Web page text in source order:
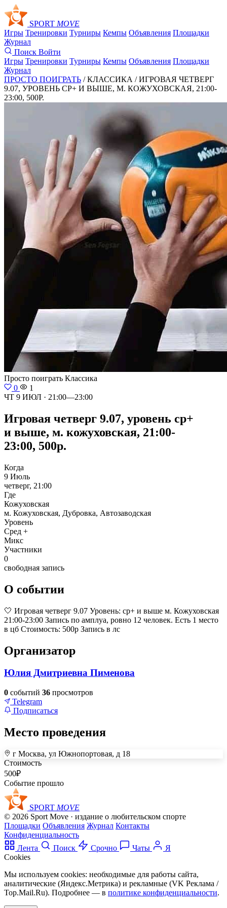
SPORT MOVE
Игры Тренировки Турниры Кемпы Объявления Площадки
Журнал
Поиск Войти
Игры Тренировки Турниры Кемпы Объявления Площадки
Журнал
ПРОСТО ПОИГРАТЬ / КЛАССИКА /ИГРОВАЯ ЧЕТВЕРГ
9.07, УРОВЕНЬ СР+ И ВЫШЕ, М. КОЖУХОВСКАЯ, 21:00-
23:00, 500Р.
Просто поиграть Классика
0
1
ЧТ 9 ИЮЛ · 21:00—23:00
Игровая четверг 9.07, уровень ср+
и выше, м. кожуховская, 21:00-
23:00, 500р.
Когда
9 Июль
четверг, 21:00
Где
Кожуховская
м. Кожуховская, Дубровка, Автозаводская
Уровень
Сред +
Микс
Участники
0
свободная запись
О событии
🤍 Игровая четверг 9.07 Уровень: ср+ и выше м. Кожуховская
21:00-23:00 Запись по амплуа, ровно 12 человек. Есть 1 место
в цб Стоимость: 500р Запись в лс
Организатор
Юлия Дмитриевна Пименова
0 событий 36 просмотров
Telegram
Подписаться
Место проведения
+
–
г Москва, ул Южнопортовая, д 18
Стоимость
500₽
Событие прошло
SPORT MOVE
© 2026 Sport Move · издание о любительском спорте
Площадки Объявления Журнал Контакты
Конфиденциальность
Лента
Поиск Срочно Чаты
Я
Cookies
Мы используем cookies: необходимые для работы сайта,
аналитические (Яндекс.Метрика) и рекламные (VK Реклама /
Top.Mail.Ru). Подробнее — в политике конфиденциальности.